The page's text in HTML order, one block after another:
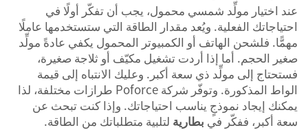
عند اختيار مولِّد شمسي محمول، يجب أن تفكّر أولًا في
احتياجاتك الفعلية. ويُعد مقدار الطاقة التي ستستخدمها عاملًا
مهمًّا. فلشحن الهاتف أو الكمبيوتر المحمول يكفي عادةً مولِّد
صغير الحجم. أما إذا أردت تشغيل مكيّف أو ثلاجة صغيرة،
فستحتاج إلى مولِّد ذي سعة أكبر. وعليك الانتباه إلى قيمة
الواط المذكورة. وتوفّر شركة Poforce طرازات مختلفة، لذا
يمكنك إيجاد نموذجٍ يناسب احتياجاتك. وإذا كنت تبحث عن
سعة أكبر، ففكّر في بطارية لتلبية متطلباتك من الطاقة.